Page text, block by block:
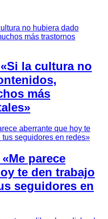
la cultura no
más
parece
te den trabajo
seguidores en